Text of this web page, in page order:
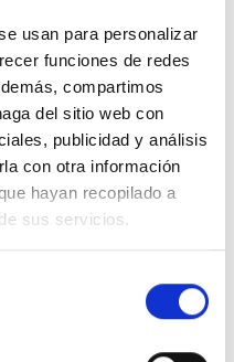
usan para personalizar
funciones de redes
compartimos
del sitio web con
publicidad y análisis
con otra información
hayan recopilado a
sus servicios.
Permítaseme
Dios me ofrece y
este mundo, para así
y mi salvación.
habrás invocado el
que, lleno de
paso contigo. No
expresado
y verdadera. No